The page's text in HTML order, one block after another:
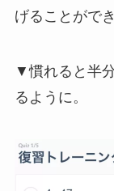
げることがで
▼慣れると半
るように。